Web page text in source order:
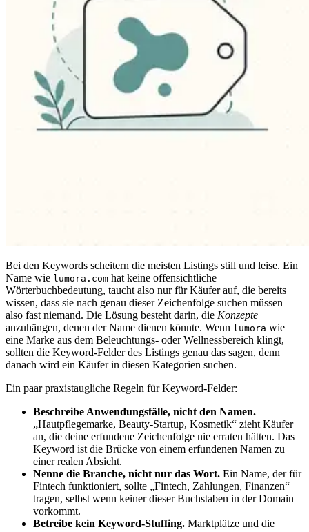
Bei den Keywords scheitern die meisten Listings still und leise. Ein
Name wie lumora.com hat keine offensichtliche
Wörterbuchbedeutung, taucht also nur für Käufer auf, die bereits
wissen, dass sie nach genau dieser Zeichenfolge suchen müssen —
also fast niemand. Die Lösung besteht darin, die Konzepte
anzuhängen, denen der Name dienen könnte. Wenn lumora wie
eine Marke aus dem Beleuchtungs- oder Wellnessbereich klingt,
sollten die Keyword-Felder des Listings genau das sagen, denn
danach wird ein Käufer in diesen Kategorien suchen.
Ein paar praxistaugliche Regeln für Keyword-Felder:
Beschreibe Anwendungsfälle, nicht den Namen.
„Hautpflegemarke, Beauty-Startup, Kosmetik“ zieht Käufer
an, die deine erfundene Zeichenfolge nie erraten hätten. Das
Keyword ist die Brücke von einem erfundenen Namen zu
einer realen Absicht.
Nenne die Branche, nicht nur das Wort. Ein Name, der für
Fintech funktioniert, sollte „Fintech, Zahlungen, Finanzen“
tragen, selbst wenn keiner dieser Buchstaben in der Domain
vorkommt.
Betreibe kein Keyword-Stuffing. Marktplätze und die